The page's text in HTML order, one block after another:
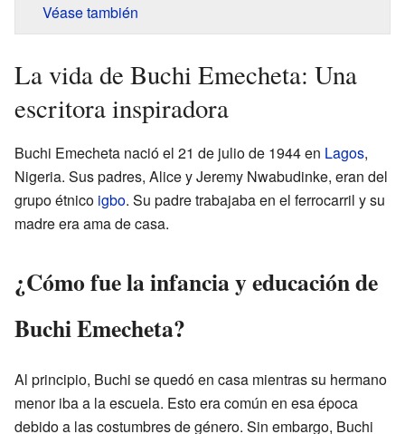
Véase también
La vida de Buchi Emecheta: Una
escritora inspiradora
Buchi Emecheta nació el 21 de julio de 1944 en Lagos,
Nigeria. Sus padres, Alice y Jeremy Nwabudinke, eran del
grupo étnico igbo. Su padre trabajaba en el ferrocarril y su
madre era ama de casa.
¿Cómo fue la infancia y educación de
Buchi Emecheta?
Al principio, Buchi se quedó en casa mientras su hermano
menor iba a la escuela. Esto era común en esa época
debido a las costumbres de género. Sin embargo, Buchi